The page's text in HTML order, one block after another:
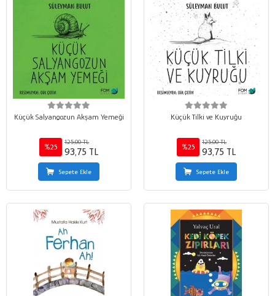
Küçük Salyangozun Akşam Yemeği
%25
125,00 TL
93,75 TL
Sepete Ekle
Küçük Tilki ve Kuyruğu
%25
125,00 TL
93,75 TL
Sepete Ekle